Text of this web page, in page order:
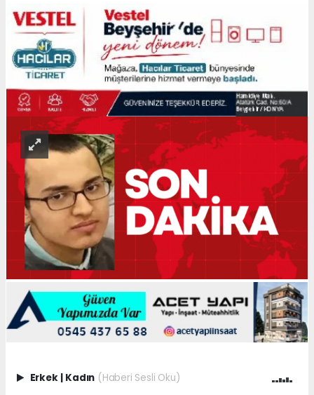
Erkek | Kadın (Haberi Sesli Oku)